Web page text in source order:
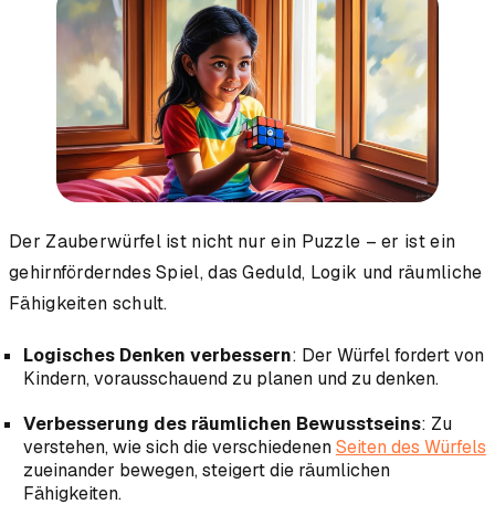
Der Zauberwürfel ist nicht nur ein Puzzle – er ist ein
gehirnförderndes Spiel, das Geduld, Logik und räumliche
Fähigkeiten schult.
Logisches Denken verbessern: Der Würfel fordert von
Kindern, vorausschauend zu planen und zu denken.
Verbesserung des räumlichen Bewusstseins: Zu
verstehen, wie sich die verschiedenenSeiten des Würfels
zueinander bewegen, steigert die räumlichen
Fähigkeiten.